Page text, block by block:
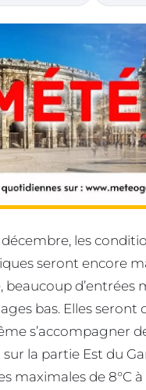
les
seront encore
d’entrées
bas. Elles seront
s’accompagner
la partie Est du
maximales de 8°C à